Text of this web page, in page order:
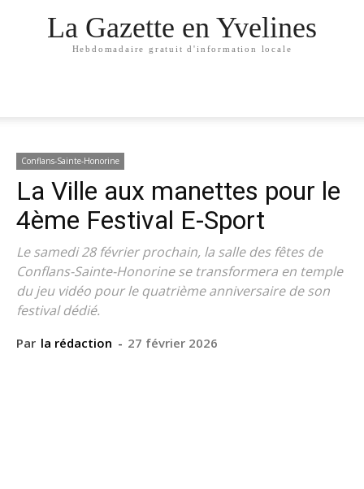
La Gazette en Yvelines
Hebdomadaire gratuit d'information locale
Conflans-Sainte-Honorine
La Ville aux manettes pour le
4ème Festival E-Sport
Le samedi 28 février prochain, la salle des fêtes de
Conflans-Sainte-Honorine se transformera en temple
du jeu vidéo pour le quatrième anniversaire de son
festival dédié.
Par la rédaction - 27 février 2026